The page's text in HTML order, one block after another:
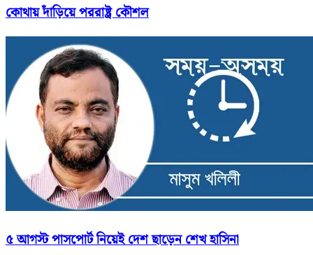
কোথায় দাঁড়িয়ে পররাষ্ট্র কৌশল
৫ আগস্ট পাসপোর্ট নিয়েই দেশ ছাড়েন শেখ হাসিনা